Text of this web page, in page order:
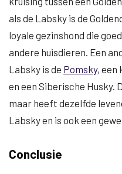
als de Labsky is de
loyale gezinshond die
andere huisdieren. Een
Labsky is de Pomsky, een
en een Siberische Husky.
maar heeft dezelfde
Labsky en is ook een
Conclusie